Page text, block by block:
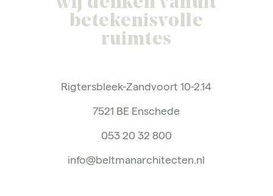
betekenisvolle
ruimtes
Rigtersbleek-Zandvoort 10-2.14
7521 BE Enschede
053 20 32 800
info@beltmanarchitecten.nl